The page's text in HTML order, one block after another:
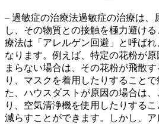
– 過敏症の治療法過敏症の治療は、
し、その物質との接触を極力避ける
療法は「アレルゲン回避」と呼ば
なります。例えば、特定の花粉が
まらない場合は、その花粉が飛散
り、マスクを着用したりすること
た、ハウスダストが原因の場合は
り、空気清浄機を使用したりする
減らすことができます。しかし、